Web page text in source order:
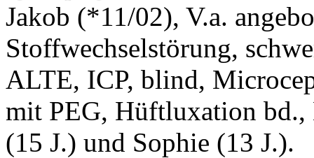
Jakob (*11/02), V.a.
Stoffwechselstörung,
ALTE, ICP, blind,
mit PEG, Hüftluxation bd.,
(15 J.) und Sophie (13 J.).